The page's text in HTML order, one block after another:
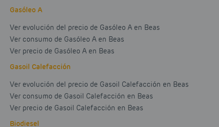
Gasóleo A
Ver evolución del precio de Gasóleo A en Beas
Ver consumo de Gasóleo A en Beas
Ver precio de Gasóleo A en Beas
Gasoil Calefacción
Ver evolución del precio de Gasoil Calefacción en Beas
Ver consumo de Gasoil Calefacción en Beas
Ver precio de Gasoil Calefacción en Beas
Biodiesel